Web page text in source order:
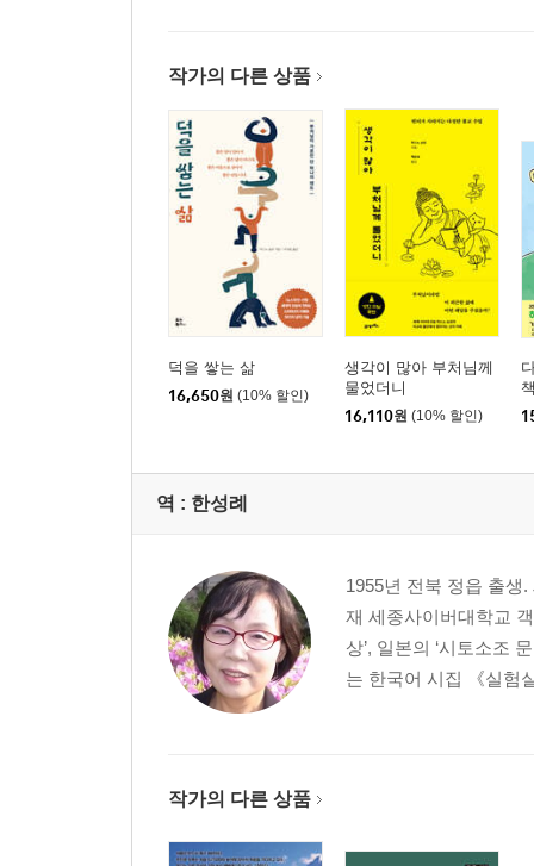
작가의 다른 상품
덕을 쌓는 삶
16,650원 (10% 할인)
생각이 많아 부처님께
물었더니
16,110원 (10% 할인)
역 : 한성례
1955년 전북 정읍 출생
재 세종사이버대학교
상’, 일본의 ‘시토소조
는 한국어 시집 《실험
작가의 다른 상품